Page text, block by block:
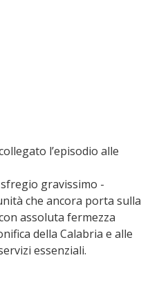
l’episodio alle
gravissimo -
che ancora porta sulla
assoluta fermezza
della Calabria e alle
essenziali.